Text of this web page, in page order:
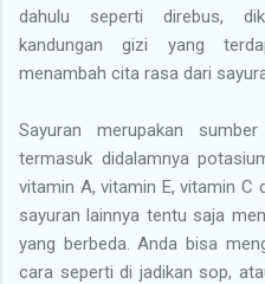
dahulu seperti direbus,
kandungan gizi yang
menambah cita rasa dari
Sayuran merupakan
termasuk didalamnya
vitamin A, vitamin E, vitamin C
sayuran lainnya tentu saja
yang berbeda. Anda bisa
cara seperti di jadikan sop,